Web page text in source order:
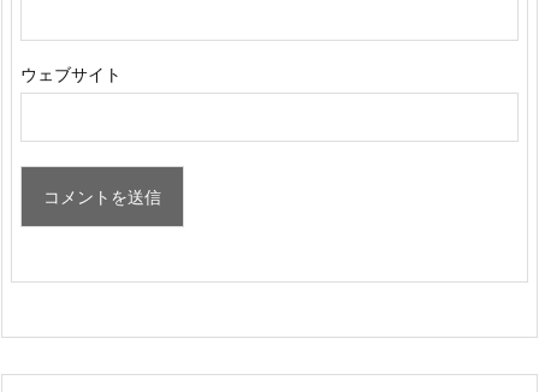
ウェブサイト